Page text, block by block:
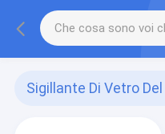
Sigillante Di Vetro